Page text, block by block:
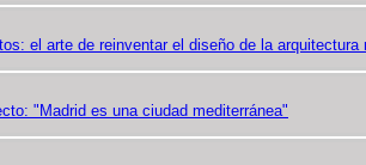
el arte de reinventar el diseño de la arquitectura
"Madrid es una ciudad mediterránea"